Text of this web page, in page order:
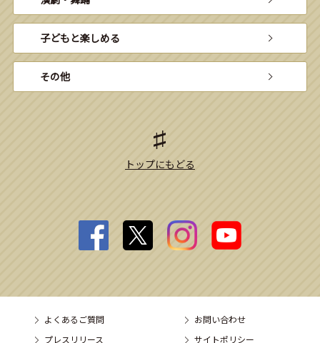
子どもと楽しめる
その他
トップにもどる
よくあるご質問
お問い合わせ
プレスリリース
サイトポリシー